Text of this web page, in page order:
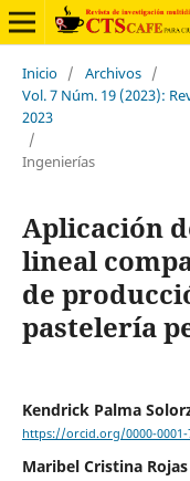
Inicio / Archivos /
Vol. 7 Núm. 19 (2023):
2023
/
Ingenierías
Aplicación
lineal
de
pastelería
Kendrick Palma
https://orcid.org/0000-0001-
Maribel Cristina Rojas